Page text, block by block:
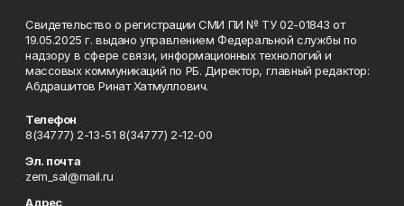
Свидетельство о регистрации СМИ ПИ № ТУ 02-01843 от
19.05.2025 г. выдано управлением Федеральной службы по
надзору в сфере связи, информационных технологий и
массовых коммуникаций по РБ. Директор, главный редактор:
Абдрашитов Ринат Хатмуллович.
Телефон
8(34777) 2-13-51 8(34777) 2-12-00
Эл. почта
zem_sal@mail.ru
Адрес